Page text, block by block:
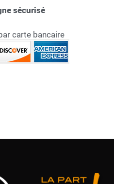
sécurisé
carte bancaire